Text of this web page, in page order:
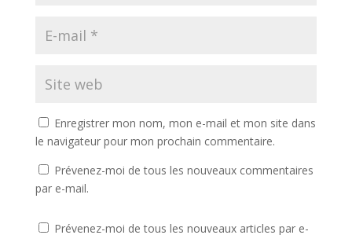
Enregistrer mon nom, mon e-mail et mon site dans
le navigateur pour mon prochain commentaire.
Prévenez-moi de tous les nouveaux commentaires
par e-mail.
Prévenez-moi de tous les nouveaux articles par e-